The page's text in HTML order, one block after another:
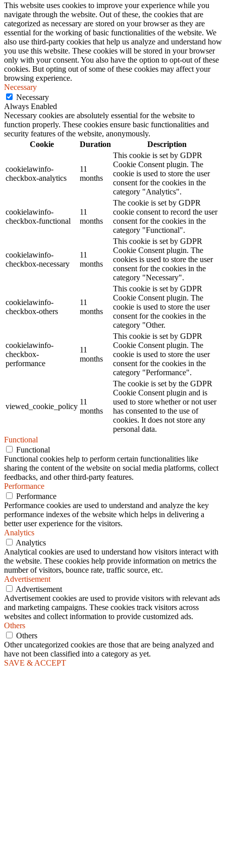
This website uses cookies to improve your experience while you
navigate through the website. Out of these, the cookies that are
categorized as necessary are stored on your browser as they are
essential for the working of basic functionalities of the website. We
also use third-party cookies that help us analyze and understand how
you use this website. These cookies will be stored in your browser
only with your consent. You also have the option to opt-out of these
cookies. But opting out of some of these cookies may affect your
browsing experience.
Necessary
Necessary
Always Enabled
Necessary cookies are absolutely essential for the website to
function properly. These cookies ensure basic functionalities and
security features of the website, anonymously.
Cookie
Duration Description
cookielawinfo-
checkbox-analytics
11
months
This cookie is set by GDPR
Cookie Consent plugin. The
cookie is used to store the user
consent for the cookies in the
category "Analytics".
cookielawinfo-
checkbox-functional
11
months
The cookie is set by GDPR
cookie consent to record the user
consent for the cookies in the
category "Functional".
cookielawinfo-
checkbox-necessary
11
months
This cookie is set by GDPR
Cookie Consent plugin. The
cookies is used to store the user
consent for the cookies in the
category "Necessary".
cookielawinfo-
checkbox-others
11
months
This cookie is set by GDPR
Cookie Consent plugin. The
cookie is used to store the user
consent for the cookies in the
category "Other.
cookielawinfo-
checkbox-
performance
11
months
This cookie is set by GDPR
Cookie Consent plugin. The
cookie is used to store the user
consent for the cookies in the
category "Performance".
viewed_cookie_policy
11
months
The cookie is set by the GDPR
Cookie Consent plugin and is
used to store whether or not user
has consented to the use of
cookies. It does not store any
personal data.
Functional
Functional
Functional cookies help to perform certain functionalities like
sharing the content of the website on social media platforms, collect
feedbacks, and other third-party features.
Performance
Performance
Performance cookies are used to understand and analyze the key
performance indexes of the website which helps in delivering a
better user experience for the visitors.
Analytics
Analytics
Analytical cookies are used to understand how visitors interact with
the website. These cookies help provide information on metrics the
number of visitors, bounce rate, traffic source, etc.
Advertisement
Advertisement
Advertisement cookies are used to provide visitors with relevant ads
and marketing campaigns. These cookies track visitors across
websites and collect information to provide customized ads.
Others
Others
Other uncategorized cookies are those that are being analyzed and
have not been classified into a category as yet.
SAVE & ACCEPT